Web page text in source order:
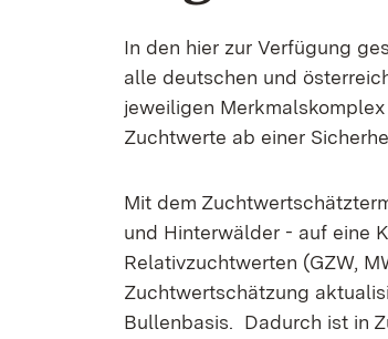
In den hier zur Verfügung
alle deutschen und
jeweiligen
Zuchtwerte ab einer
Mit dem
und Hinterwälder - auf eine
Relativzuchtwerten (GZW,
Zuchtwertschätzung
Bullenbasis. Dadurch ist in